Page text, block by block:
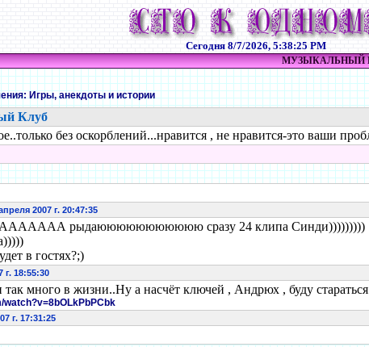
Сегодня 8/7/2026, 5:38:25 PM
МУЗЫКАЛЬНЫЙ
Игры, анекдоты и истории
Клуб
без оскорблений...нравится , не нравится-это ваши
2007 г. 20:47:35
рыдаююююююююююю сразу 24 клипа Синди)))))))))
в гостях?;)
г. 18:55:30
так много в жизни..Ну а насчёт ключей , Андрюх , буду
watch?v=8bOLkPbPCbk
г. 17:31:25